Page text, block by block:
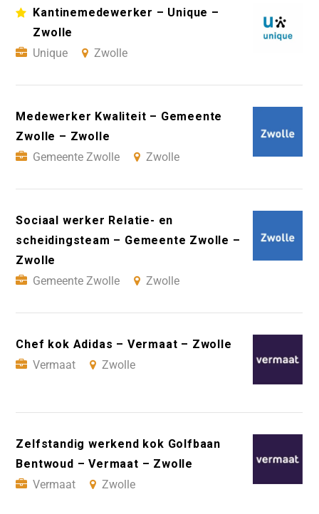
Kantinemedewerker – Unique –
Zwolle
Unique
Zwolle
Medewerker Kwaliteit – Gemeente
Zwolle – Zwolle
Gemeente Zwolle
Zwolle
Sociaal werker Relatie- en
scheidingsteam – Gemeente Zwolle –
Zwolle
Gemeente Zwolle
Zwolle
Chef kok Adidas – Vermaat – Zwolle
Vermaat
Zwolle
Zelfstandig werkend kok Golfbaan
Bentwoud – Vermaat – Zwolle
Vermaat
Zwolle